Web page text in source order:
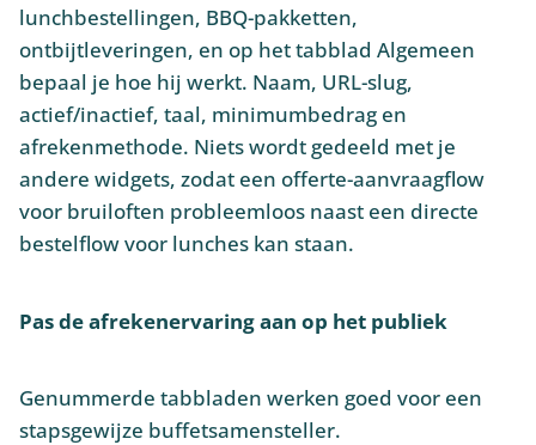
lunchbestellingen, BBQ-pakketten,
ontbijtleveringen, en op het tabblad Algemeen
bepaal je hoe hij werkt. Naam, URL-slug,
actief/inactief, taal, minimumbedrag en
afrekenmethode. Niets wordt gedeeld met je
andere widgets, zodat een offerte-aanvraagflow
voor bruiloften probleemloos naast een directe
bestelflow voor lunches kan staan.
Pas de afrekenervaring aan op het publiek
Genummerde tabbladen werken goed voor een
stapsgewijze buffetsamensteller.